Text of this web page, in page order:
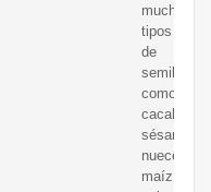
muchos
tipos
de
semillas,
como
sésamo,
nueces,
maíz,